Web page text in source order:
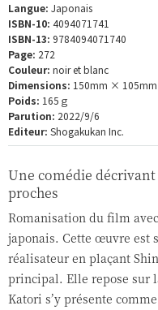
Langue: Japonais
ISBN-10: 4094071741
ISBN-13: 9784094071740
Page: 272
Couleur: noir et blanc
Dimensions: 150mm ×
Poids: 165ｇ
Parution: 2022/9/6
Editeur: Shogakukan Inc.
Une comédie
proches
Romanisation du film
japonais. Cette œuvre est
réalisateur en plaçant
principal. Elle repose sur
Katori s’y présente